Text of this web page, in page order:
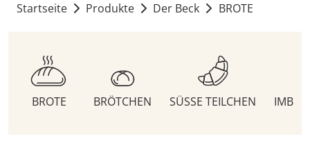
Startseite Produkte Der Beck BROTE
BROTE BRÖTCHEN SÜSSE TEILCHEN